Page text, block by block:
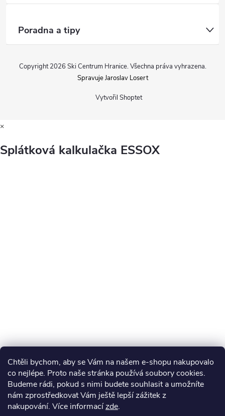
Chtěli bychom, aby se Vám na našem e-shopu nakupovalo
co nejlépe. Proto naše stránka používá soubory cookies.
Budeme rádi, pokud s nimi budete souhlasit a umožníte
nám zprostředkovat Vám ještě lepší zážitek z
nakupování. Více informacízde.
Poradna a tipy
Vytvořil Shoptet
Copyright 2026 Ski Centrum Hranice. Všechna práva vyhrazena.
Spravuje Jaroslav Losert
×
Splátková kalkulačka ESSOX